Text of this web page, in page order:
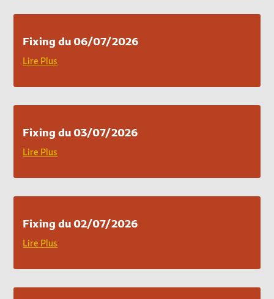
Fixing du 06/07/2026
Lire Plus
Fixing du 03/07/2026
Lire Plus
Fixing du 02/07/2026
Lire Plus